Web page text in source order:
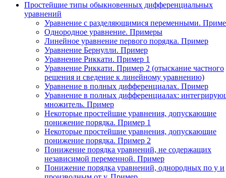
Простейшие типы обыкновенных дифференциальных
уравнений
Уравнение с разделяющимися переменными.
Однородное уравнение. Примеры
Линейное уравнение первого порядка. Пример
Уравнение Бернулли. Пример
Уравнение Риккати. Пример 1
Уравнение Риккати. Пример 2 (отыскание частного
решения и сведение к линейному уравнению)
Уравнение в полных дифференциалах. Пример
Уравнение в полных дифференциалах:
множитель. Пример
Некоторые простейшие уравнения, допускающие
понижение порядка. Пример 1
Некоторые простейшие уравнения, допускающие
понижение порядка. Пример 2
Понижение порядка уравнений, не содержащих
независимой переменной. Пример
Понижение порядка уравнений, однородных по у и